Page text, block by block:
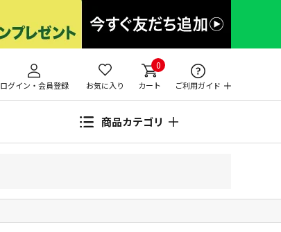
ログイン・会員登録 お気に入り
0
カート ご利用ガイド
商品カテゴリ